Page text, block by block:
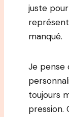
juste
manqué.
Je pense
toujours
pression.